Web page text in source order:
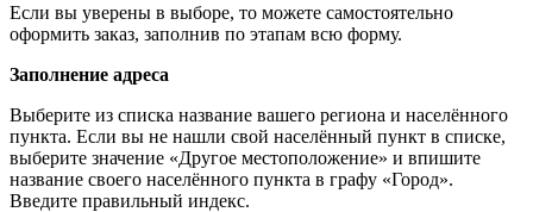
Если вы уверены в выборе, то можете самостоятельно
оформить заказ, заполнив по этапам всю форму.
Заполнение адреса
Выберите из списка название вашего региона и населённого
пункта. Если вы не нашли свой населённый пункт в списке,
выберите значение «Другое местоположение» и впишите
название своего населённого пункта в графу «Город».
Введите правильный индекс.